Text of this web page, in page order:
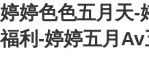
婷婷色色五月天-
福利-婷婷五月